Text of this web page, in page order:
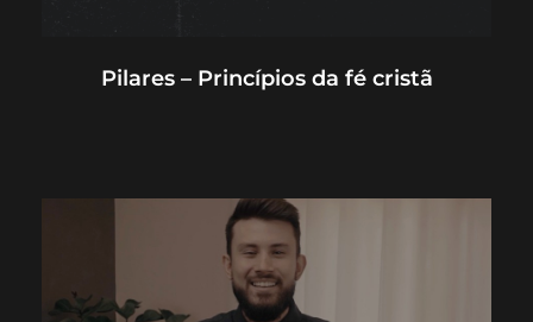
Pilares – Princípios da fé cristã